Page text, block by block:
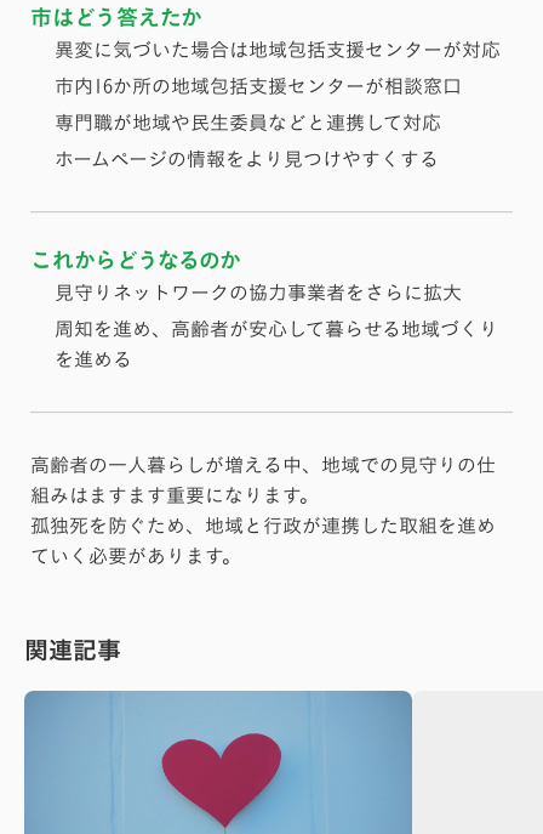
市はどう答えたか
異変に気づいた場合は地域包括支援センターが対応
市内16か所の地域包括支援センターが相談窓口
専門職が地域や民生委員などと連携して対応
ホームページの情報をより見つけやすくする
これからどうなるのか
見守りネットワークの協力事業者をさらに拡大
周知を進め、高齢者が安心して暮らせる地域づくり
を進める
高齢者の一人暮らしが増える中、地域での見守りの仕
組みはますます重要になります。
孤独死を防ぐため、地域と行政が連携した取組を進め
ていく必要があります。
関連記事